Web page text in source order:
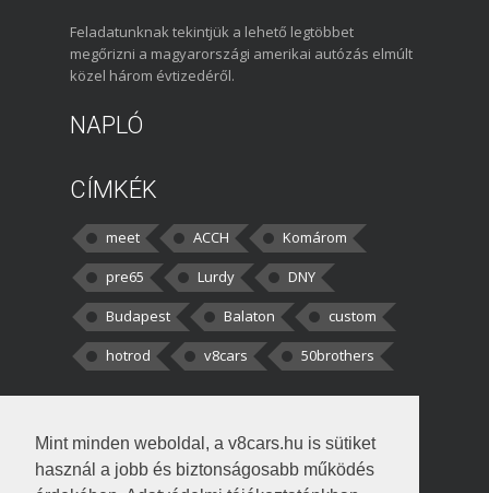
Mint minden weboldal, a v8cars.hu is sütiket
használ a jobb és biztonságosabb működés
Feladatunknak tekintjük a lehető legtöbbet
megőrizni a magyarországi amerikai autózás elmúlt
közel három évtizedéről.
NAPLÓ
CÍMKÉK
meet ACCH
Komárom
pre65
Lurdy
DNY
Budapest
Balaton
custom
hotrod
v8cars 50brothers
kortisz:Elszúrtam! Én csak két
darabbaal számoltam. Nem tudtam, hogy fél autót,